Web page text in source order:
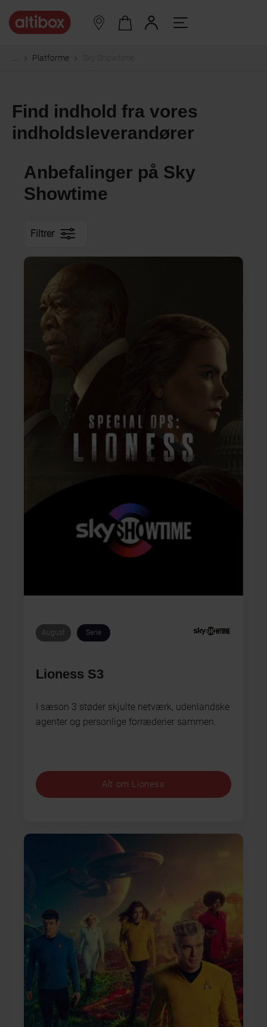
... Platforme
Find indhold fra vores
indholdsleverandører
Anbefalinger på Sky
Showtime
August Serie
Lioness S3
I sæson 3 støder skjulte netværk, udenlandske
agenter og personlige forræderier sammen.
Alt om Lioness
Filtrer